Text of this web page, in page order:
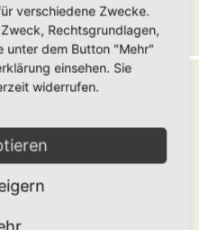
um dich anmelden zu können. Die
Administration kann registrierten
zuweisen. Beachte bitte unsere
Regelungen, bevor du dich
Forenregeln, wenn du dich in
verschiedene Zwecke.
Rechtsgrundlagen,
unter dem Button "Mehr"
einsehen. Sie
widerrufen.